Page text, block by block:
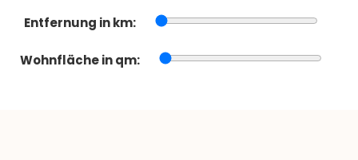
Entfernung in km:
Wohnfläche in qm: